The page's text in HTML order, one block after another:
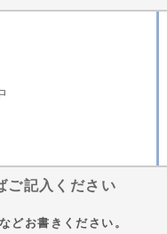
ご記入ください
どお書きください。